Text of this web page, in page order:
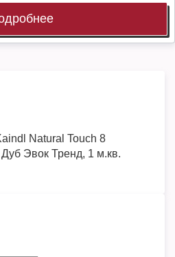
Natural Touch 8
Эвок Тренд, 1 м.кв.